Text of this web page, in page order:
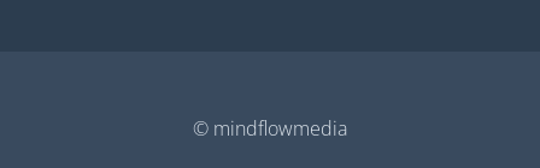
© mindflowmedia